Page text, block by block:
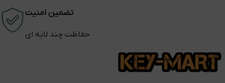
تضمین امنیت
حفاظت چند لایه ای